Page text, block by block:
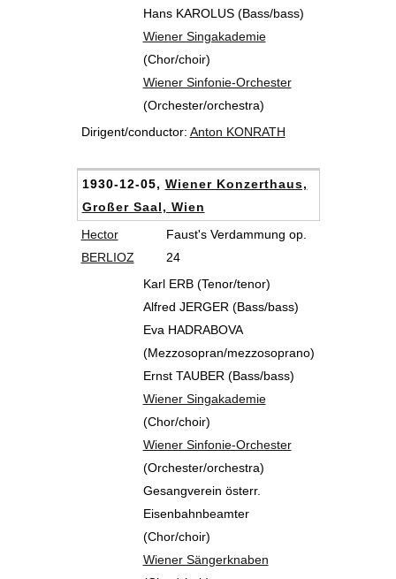
Hans KAROLUS (Bass/bass)
Wiener Singakademie
(Chor/choir)
Wiener Sinfonie-Orchester
(Orchester/orchestra)
Dirigent/conductor: Anton KONRATH
1930-12-05, Wiener Konzerthaus,
Großer Saal, Wien
Hector
BERLIOZ
Faust's Verdammung op.
24
Karl ERB (Tenor/tenor)
Alfred JERGER (Bass/bass)
Eva HADRABOVA
(Mezzosopran/mezzosoprano)
Ernst TAUBER (Bass/bass)
Wiener Singakademie
(Chor/choir)
Wiener Sinfonie-Orchester
(Orchester/orchestra)
Gesangverein österr.
Eisenbahnbeamter
(Chor/choir)
Wiener Sängerknaben